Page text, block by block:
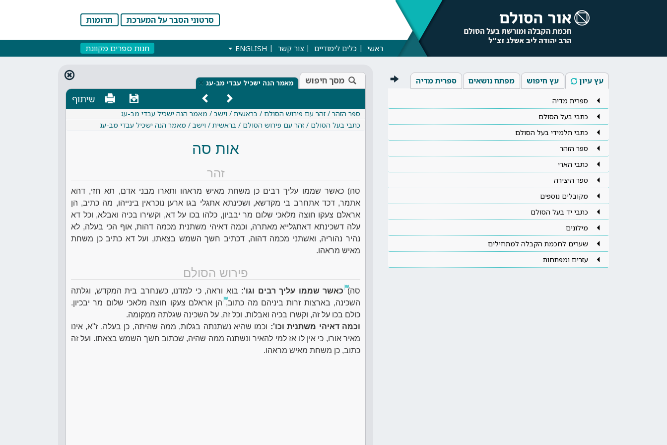
סרטוני הסבר על המערכת תרומות
ראשי כלים לימודיים צור קשר ENGLISH חנות ספרים מקוונת
עץ עיון עץ חיפוש מפתח נושאים ספרית מדיה
ספרית מדיה
כתבי בעל הסולם
כתבי תלמידי בעל הסולם
ספר הזהר
כתבי הארי
ספר היצירה
מקובלים נוספים
כתבי יד בעל הסולם
מילונים
שערים לחכמת הקבלה למתחילים
עזרים ומפתחות
מסך חיפוש מאמר הנה ישכיל עבדי מב-עג ×
שיתוף
ספר הזהר / זהר עם פירוש הסולם / בראשית / וישב / מאמר הנה ישכיל עבדי מב-עג
כתבי בעל הסולם / זהר עם פירוש הסולם / בראשית / וישב / מאמר הנה ישכיל עבדי מב-עג
אות סה
זהר
סה) כאשר שממו עליך רבים כן משחת מאיש מראהו ותארו מבני אדם, תא חזי, דהא
אתמר, דכד אתחרב בי מקדשא, ושכינתא אתגלי בגו ארען נוכראין בינייהו, מה כתיב, הן
אראלם צעקו חוצה מלאכי שלום מר יבביון, כלהו בכו על דא, וקשירו בכיה ואבלא, וכל דא
עלה דשכינתא דאתגלייא מאתרה, וכמה דאיהי משתנית מכמה דהות, אוף הכי בעלה, לא
נהיר נהוריה, ואשתני מכמה דהוה, דכתיב חשך השמש בצאתו, ועל דא כתיב כן משחת
מאיש מראהו.
פירוש הסולם
סה)כאשר שממו עליך רבים וגו': בוא וראה, כי למדנו, כשנחרב בית המקדש, וגלתה
השכינה, בארצות זרות ביניהם מה כתוב,הן אראלם צעקו חוצה מלאכי שלום מר יבכיון.
כולם בכו על זה, וקשרו בכיה ואבלות. וכל זה, על השכינה שגלתה ממקומה.
וכמה דאיהי משתנית וכו': וכמו שהיא נשתנתה בגלות, ממה שהיתה, כן בעלה, ז"א, אינו
מאיר אורו, כי אין לו אז למי להאיר ונשתנה ממה שהיה, שכתוב חשך השמש בצאתו. ועל זה
כתוב, כן משחת מאיש מראהו.